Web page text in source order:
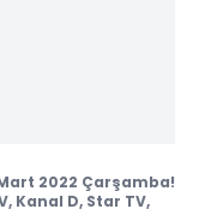
Mart 2022 Çarşamba!
Kanal D, Star TV,